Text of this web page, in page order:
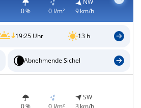
0 % 0 l/m²
NW
9 km/h
19:25 Uhr 13 h
Abnehmende Sichel
0 % 0 l/m²
SW
3 km/h